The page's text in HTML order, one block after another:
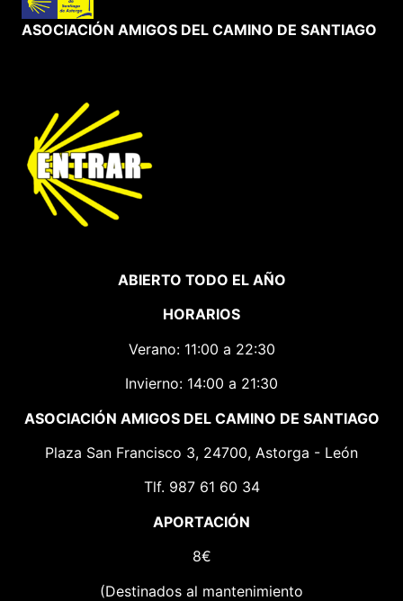
ASOCIACIÓN AMIGOS DEL CAMINO DE SANTIAGO
ABIERTO TODO EL AÑO
HORARIOS
Verano: 11:00 a 22:30
Invierno: 14:00 a 21:30
ASOCIACIÓN AMIGOS DEL CAMINO DE SANTIAGO
Plaza San Francisco 3, 24700, Astorga - León
Tlf. 987 61 60 34
APORTACIÓN
8€
(Destinados al mantenimiento